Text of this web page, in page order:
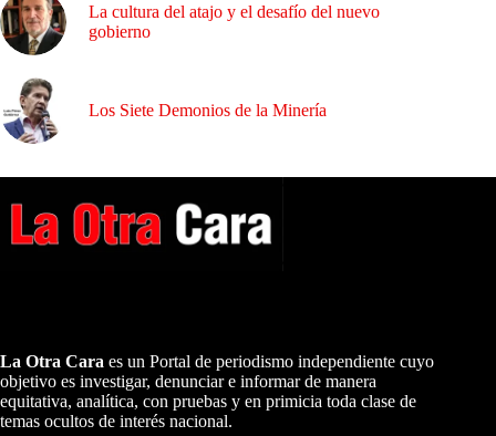
La cultura del atajo y el desafío del nuevo
gobierno
Los Siete Demonios de la Minería
La Otra Cara es un Portal de periodismo independiente cuyo
objetivo es investigar, denunciar e informar de manera
equitativa, analítica, con pruebas y en primicia toda clase de
temas ocultos de interés nacional.